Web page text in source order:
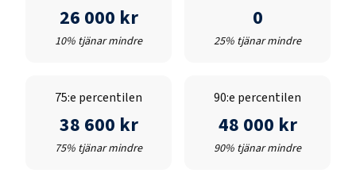
26 000 kr
10% tjänar mindre
0
25% tjänar mindre
75:e percentilen
38 600 kr
75% tjänar mindre
90:e percentilen
48 000 kr
90% tjänar mindre